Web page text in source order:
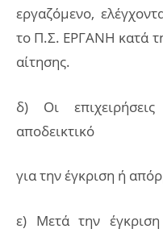
εργαζόμενο,
το Π.Σ. ΕΡΓΑΝΗ κατά
αίτησης.
δ) Οι
αποδεικτικό
για την έγκριση ή
ε) Μετά την